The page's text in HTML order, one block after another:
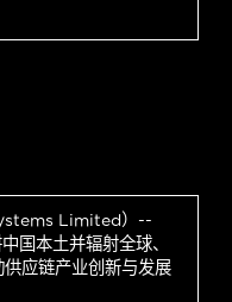
Limited）--
国本土并辐射全球、
应链产业创新与发展